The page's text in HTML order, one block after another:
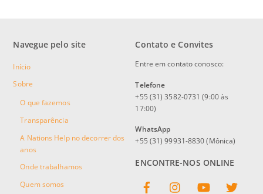
Navegue pelo site
Início
Sobre
O que fazemos
Transparência
A Nations Help no decorrer dos
anos
Onde trabalhamos
Quem somos
Contato e Convites
Entre em contato conosco:
Telefone
+55 (31) 3582-0731 (9:00 às
17:00)
WhatsApp
+55 (31) 99931-8830 (Mônica)
ENCONTRE-NOS ONLINE